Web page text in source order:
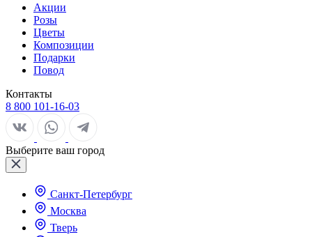
Акции
Розы
Цветы
Композиции
Подарки
Повод
Контакты
8 800 101-16-03
Выберите ваш город
Санкт-Петербург
Москва
Тверь